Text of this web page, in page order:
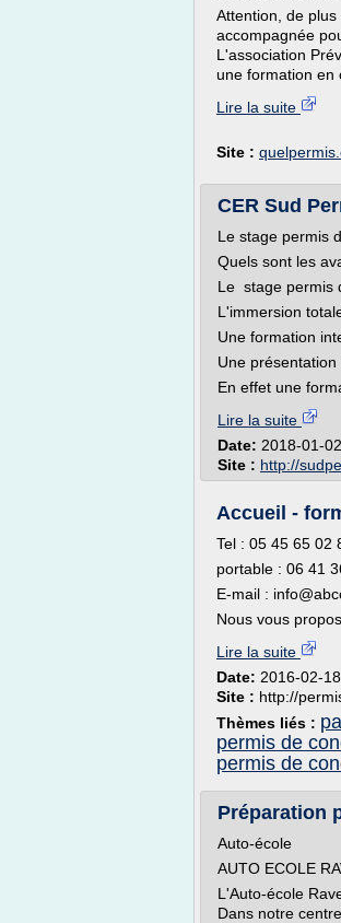
Attention, de
accompagnée
L'association
une formation en
Lire la suite
Site :
CER Sud
Le stage permis
Quels sont les
Le stage permis
L'immersion
Une formation
Une
En effet une
Lire la suite
Date: 2018-01-
Site : http://
Accueil -
Tel : 05 45 65 02
portable : 06 41
E-mail :
Nous vous
Lire la suite
Date: 2016-02-
Site : http://
Thèmes liés :
permis de
permis de
Préparation
Auto-école
AUTO ECOLE
L'Auto-école
Dans notre